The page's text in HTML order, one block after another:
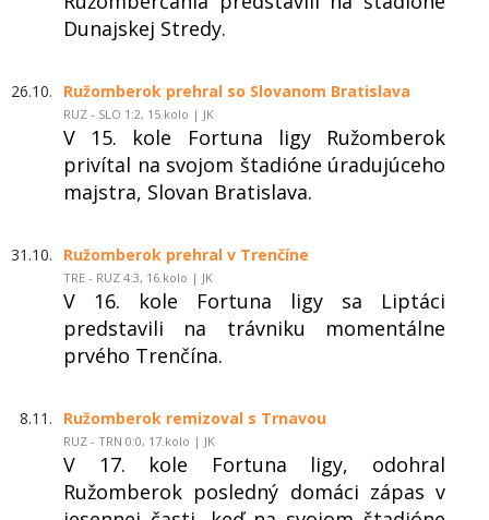
Dunajskej Stredy.
26.10. Ružomberok prehral so Slovanom Bratislava
RUZ - SLO 1:2, 15.kolo | JK
V 15. kole Fortuna ligy Ružomberok
privítal na svojom štadióne úradujúceho
majstra, Slovan Bratislava.
31.10. Ružomberok prehral v Trenčíne
TRE - RUZ 4:3, 16.kolo | JK
V 16. kole Fortuna ligy sa Liptáci
predstavili na trávniku momentálne
prvého Trenčína.
8.11. Ružomberok remizoval s Trnavou
RUZ - TRN 0:0, 17.kolo | JK
V 17. kole Fortuna ligy, odohral
Ružomberok posledný domáci zápas v